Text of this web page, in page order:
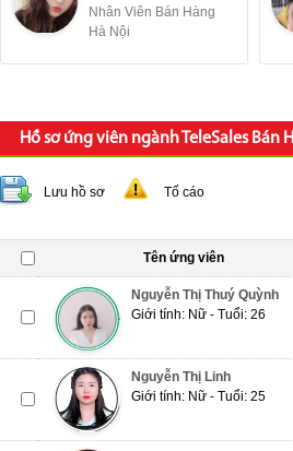
Nhân Viên Bán Hàng
Hà Nội
Hồ sơ ứng viên ngành TeleSales Bán
Lưu hồ sơ Tố cáo
Tên ứng viên
Nguyễn Thị Thuý Quỳnh
Giới tính: Nữ - Tuổi: 26
Nguyễn Thị Linh
Giới tính: Nữ - Tuổi: 25